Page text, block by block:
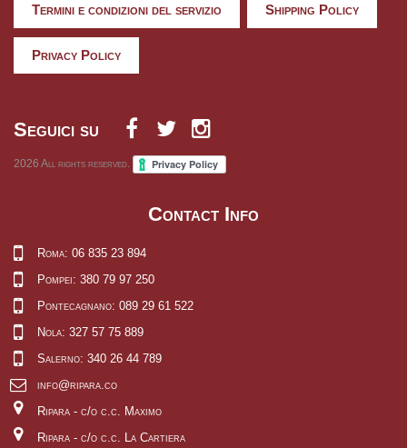
Termini e condizioni del servizio Shipping Policy
Privacy Policy
Seguici su
2026 All rights reserved.
Contact Info
Roma: 06 835 23 894
Pompei: 380 79 97 250
Pontecagnano: 089 29 61 522
Nola: 327 57 75 889
Salerno: 340 26 44 789
info@ripara.co
Ripara - c/o c.c. Maximo
Ripara - c/o c.c. La Cartiera